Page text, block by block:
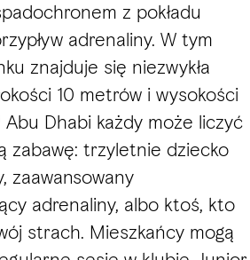
z pokładu
adrenaliny. W tym
znajduje się niezwykła
10 metrów i wysokości
Dhabi każdy może liczyć
zabawę: trzyletnie dziecko
zaawansowany
adrenaliny, albo ktoś, kto
strach. Mieszkańcy mogą